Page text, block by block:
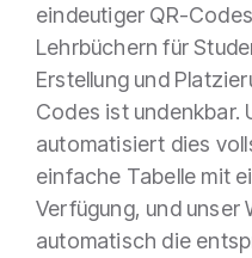
eindeutiger QR-
Lehrbüchern für
Erstellung und
Codes ist undenkbar.
automatisiert dies
einfache Tabelle mit
Verfügung, und
automatisch die